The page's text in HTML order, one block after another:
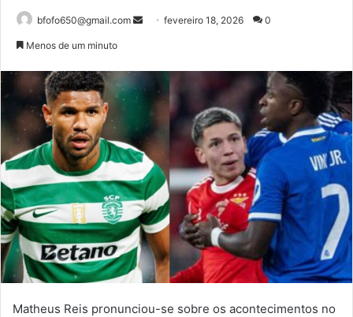
bfofo650@gmail.com
Mandefevereiro 18, 2026 0
Menos de um minuto
Matheus Reis pronunciou-se sobre os acontecimentos no